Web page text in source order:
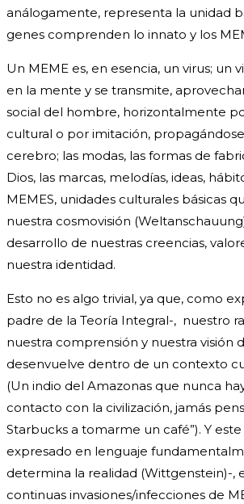
análogamente, representa la unidad
genes comprenden lo innato y los
Un MEME es, en esencia, un virus; un
en la mente y se transmite,
social del hombre, horizontalmente
cultural o por imitación,
cerebro; las modas, las formas de
Dios, las marcas, melodías, ideas,
MEMES, unidades culturales básicas
nuestra cosmovisión
desarrollo de nuestras creencias,
nuestra identidad.
Esto no es algo trivial, ya que, como
padre de la Teoría Integral-, nuestro
nuestra comprensión y nuestra visión
desenvuelve dentro de un contexto
(Un indio del Amazonas que nunca
contacto con la civilización, jamás
Starbucks a tomarme un café”). Y
expresado en lenguaje
determina la realidad (Wittgenstein)-,
continuas invasiones/infecciones de